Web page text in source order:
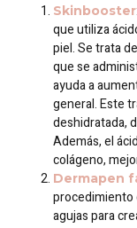
Skinbooster
que utiliza
piel. Se trata
que se
ayuda a
general. Este
deshidratada,
Además, el
colágeno,
Dermapen
procedimiento
agujas para